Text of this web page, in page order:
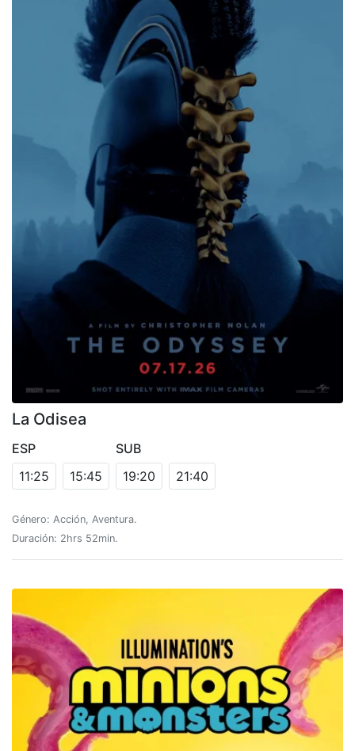
La Odisea
ESP
11:25
15:45
SUB
19:20
21:40
Género: Acción, Aventura.
Duración: 2hrs 52min.